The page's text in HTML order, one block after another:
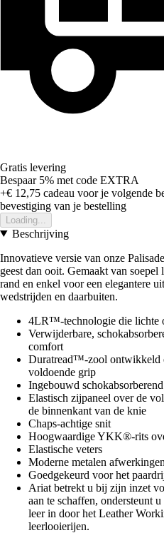
Gratis levering
Bespaar 5% met code EXTRA
+€ 12,75 cadeau voor je volgende
bevestiging van je bestelling
Loading...
Beschrijving
Innovatieve versie van onze
geest dan ooit. Gemaakt van
rand en enkel voor een elegantere
wedstrijden en daarbuiten.
4LR™-technologie die lichte
Verwijderbare,
comfort
Duratread™-zool ontwikkeld
voldoende grip
Ingebouwd
Elastisch zijpaneel over de
de binnenkant van de knie
Chaps-achtige snit
Hoogwaardige YKK®-rits
Elastische veters
Moderne metalen afwerkingen
Goedgekeurd voor het
Ariat betrekt u bij zijn inzet
aan te schaffen, ondersteunt
leer in door het Leather
leerlooierijen.